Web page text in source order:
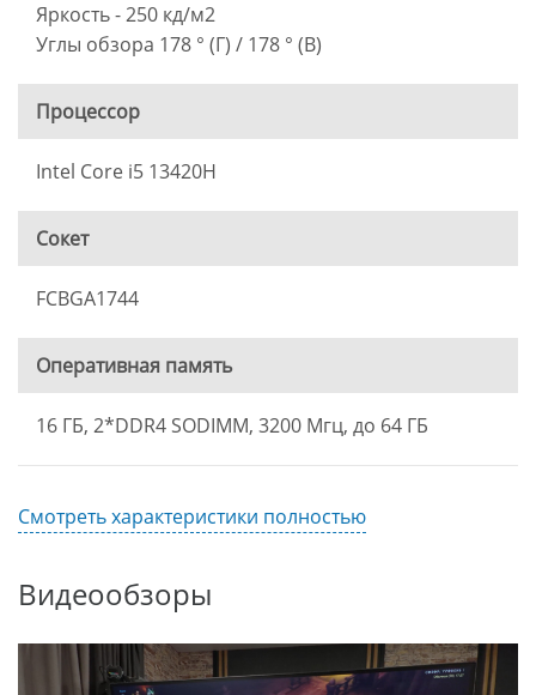
Яркость - 250 кд/м2
Углы обзора 178 ° (Г) / 178 ° (В)
Процессор
Intel Core i5 13420H
Сокет
FCBGA1744
Оперативная память
16 ГБ, 2*DDR4 SODIMM, 3200 Мгц, до 64 ГБ
Смотреть характеристики полностью
Видеообзоры